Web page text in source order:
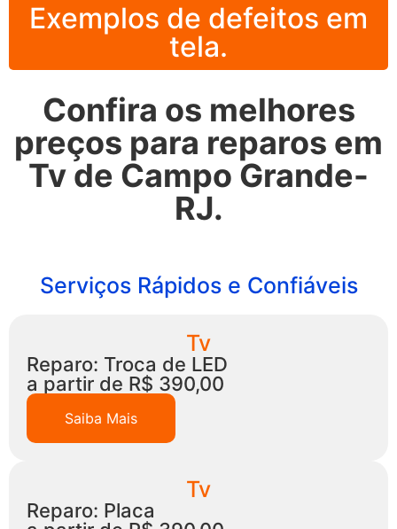
Exemplos de defeitos em
tela.
Confira os melhores
preços para reparos em
Tv de Campo Grande-
RJ.
Serviços Rápidos e Confiáveis
Tv
Reparo: Troca de LED
a partir de R$ 390,00
Saiba Mais
Tv
Reparo: Placa